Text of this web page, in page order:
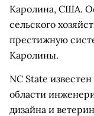
Каролина, США.
сельского
престижную
Каролины.
NC State
области
дизайна и